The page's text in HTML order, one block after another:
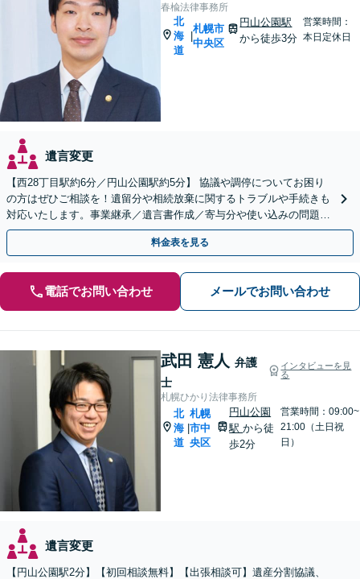
春楡法律事務所
北
海
道
札幌市
中央区
円山公園駅
から徒歩3分
営業時間：
本日定休日
遺言変更
【西28丁目駅約6分／円山公園駅約5分】 協議や調停についてお困り
の方はぜひご相談を！遺留分や相続放棄に関するトラブルや手続きも
対応いたします。事業継承／遺言書作成／寄与分や使い込みの問題／
家族信託の手続き
料金表を見る
電話でお問い合わせ メールでお問い合わせ
武田 憲人 弁護
士
インタビューを見
る
札幌ひかり法律事務所
北
海
道
札幌
市中
央区
円山公園
駅から徒
歩2分
営業時間：09:00~
21:00（土日祝
日）
遺言変更
【円山公園駅2分】【初回相談無料】【出張相談可】遺産分割協議、